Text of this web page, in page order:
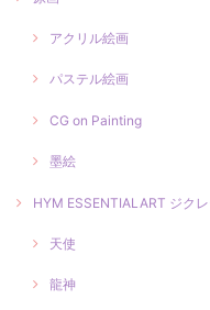
アクリル絵画
パステル絵画
CG on Painting
墨絵
HYM ESSENTIALART ジク
天使
龍神